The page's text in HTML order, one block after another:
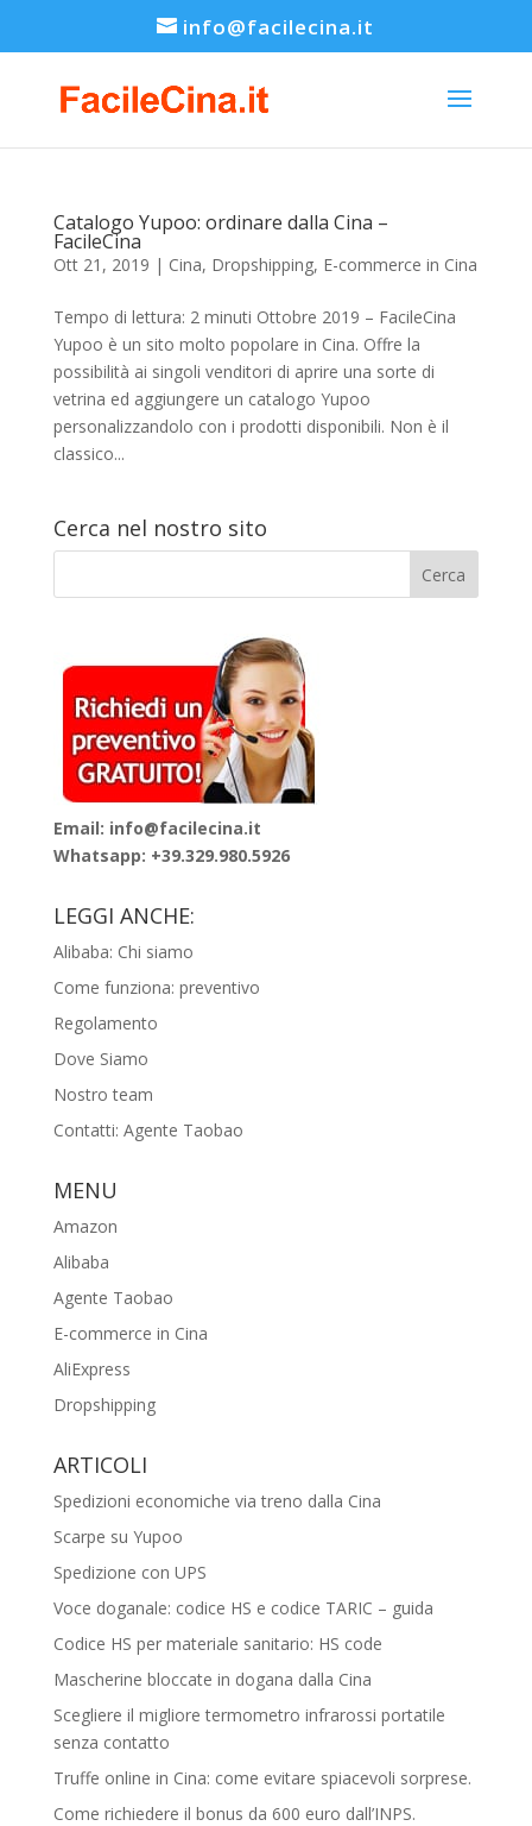
info@facilecina.it
Catalogo Yupoo: ordinare dalla Cina –
FacileCina
Ott 21, 2019 | Cina, Dropshipping, E-commerce in Cina
Tempo di lettura: 2 minuti Ottobre 2019 – FacileCina
Yupoo è un sito molto popolare in Cina. Offre la
possibilità ai singoli venditori di aprire una sorte di
vetrina ed aggiungere un catalogo Yupoo
personalizzandolo con i prodotti disponibili. Non è il
classico...
Cerca nel nostro sito
Email: info@facilecina.it
Whatsapp: +39.329.980.5926
LEGGI ANCHE:
Alibaba: Chi siamo
Come funziona: preventivo
Regolamento
Dove Siamo
Nostro team
Contatti: Agente Taobao
MENU
Amazon
Alibaba
Agente Taobao
E-commerce in Cina
AliExpress
Dropshipping
ARTICOLI
Spedizioni economiche via treno dalla Cina
Scarpe su Yupoo
Spedizione con UPS
Voce doganale: codice HS e codice TARIC – guida
Codice HS per materiale sanitario: HS code
Mascherine bloccate in dogana dalla Cina
Scegliere il migliore termometro infrarossi portatile
senza contatto
Truffe online in Cina: come evitare spiacevoli sorprese.
Come richiedere il bonus da 600 euro dall’INPS.